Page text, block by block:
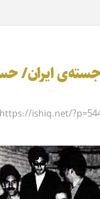
ایران/
https://ishiq.net/